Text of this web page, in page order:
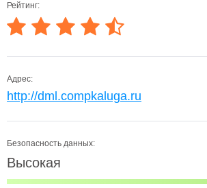
Рейтинг:
Адрес:
http://dml.compkaluga.ru
Безопасность данных:
Высокая